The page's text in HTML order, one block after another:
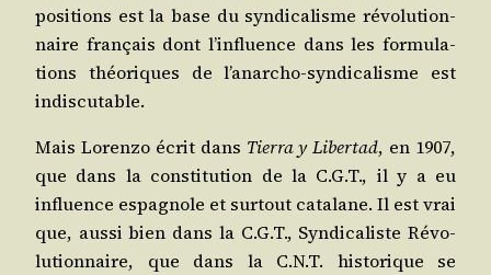
posi­tions est la base du syn­di­ca­lisme révo­lu­tion­
naire fran­çais dont l’in­fluence dans les for­mu­la­
tions théo­riques de l’a­nar­cho-syn­di­ca­lisme est
indiscutable.
Mais Loren­zo écrit dans Tier­ra y Liber­tad, en 1907,
que dans la consti­tu­tion de la C.G.T., il y a eu
influence espa­gnole et sur­tout cata­lane. Il est vrai
que, aus­si bien dans la C.G.T., Syn­di­ca­liste Révo­
lu­tion­naire, que dans la C.N.T. his­to­rique se